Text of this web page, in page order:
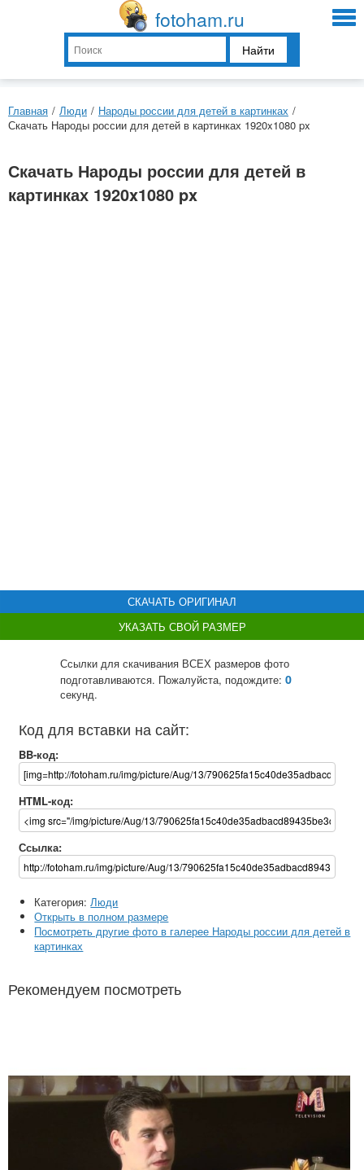
fotoham.ru
Найти
Главная / Люди / Народы россии для детей в картинках /
Скачать Народы россии для детей в картинках 1920x1080 px
Скачать Народы россии для детей в
картинках 1920x1080 px
СКАЧАТЬ ОРИГИНАЛ
УКАЗАТЬ СВОЙ РАЗМЕР
Ссылки для скачивания ВСЕХ размеров фото
подготавливаются. Пожалуйста, подождите: 0
секунд.
Код для вставки на сайт:
BB-код:
HTML-код:
Ссылка:
Категория:Люди
Открыть в полном размере
Посмотреть другие фото в галерее Народы россии для детей в
картинках
Рекомендуем посмотреть